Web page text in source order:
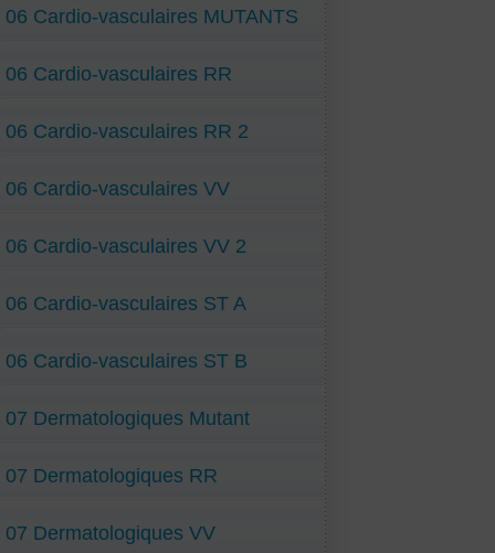
06 Cardio-vasculaires MUTANTS
06 Cardio-vasculaires RR
06 Cardio-vasculaires RR 2
06 Cardio-vasculaires VV
06 Cardio-vasculaires VV 2
06 Cardio-vasculaires ST A
06 Cardio-vasculaires ST B
07 Dermatologiques Mutant
07 Dermatologiques RR
07 Dermatologiques VV